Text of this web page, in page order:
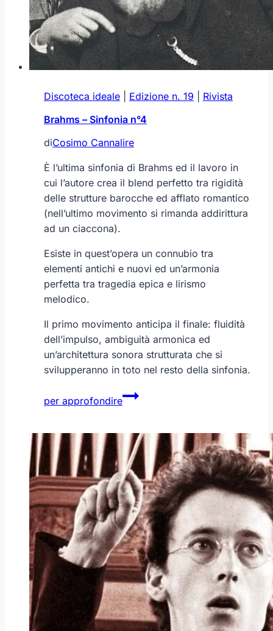
Discoteca ideale Edizione n. 19
Rivista
Brahms – Sinfonia n°4
diCosimo Cannalire
È l’ultima sinfonia di Brahms ed il lavoro in
cui l’autore crea il blend perfetto tra rigidità
delle strutture barocche ed afflato romantico
(nell’ultimo movimento si rimanda addirittura
ad un ciaccona).
Esiste in quest’opera un connubio tra
elementi antichi e nuovi ed un’armonia
perfetta tra tragedia epica e lirismo
melodico.
Il primo movimento anticipa il finale: fluidità
dell’impulso, ambiguità armonica ed
un’architettura sonora strutturata che si
svilupperanno in toto nel resto della sinfonia.
per approfondire
Brahms
–
n°4